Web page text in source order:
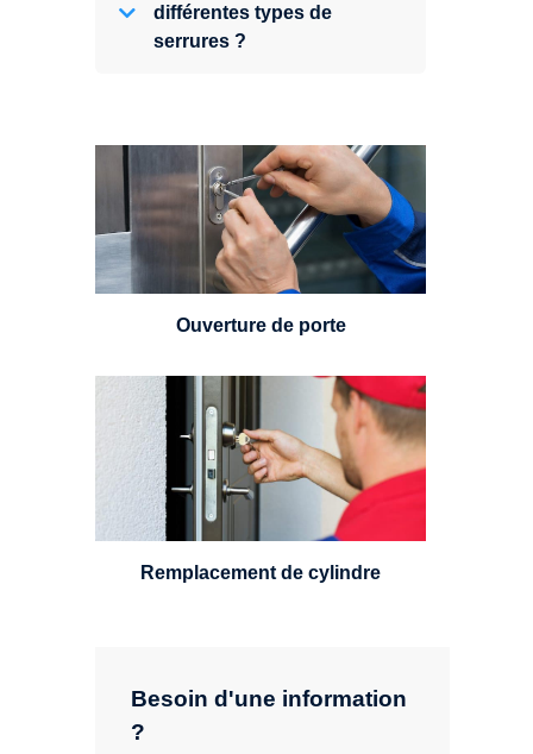
Besoin d'une information
?
différentes types de
serrures ?
Vous avez perdu vos clés ou la
porte s'est refermée derrière vous
? Un serrurier est disponible
24h/7.
Ouverture de porte
Un serrurier sera en mesure de
choisir et remplacer un cylindre
standard, à 5 leviers ou à 3
leviers, Mul-T-Lock ou encore
multipoints.
Remplacement de cylindre